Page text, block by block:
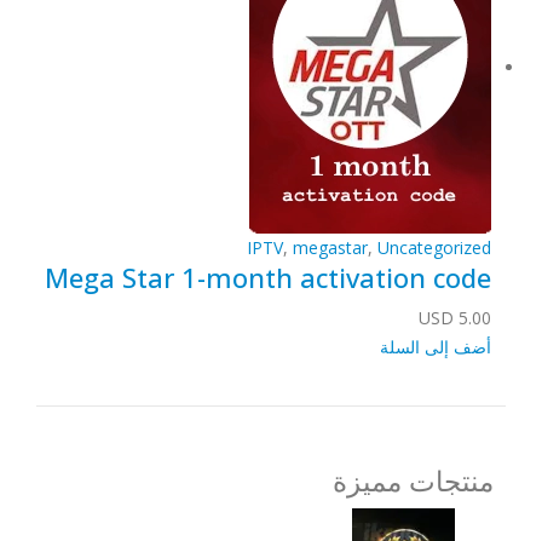
IPTV, megastar, Uncategorized
Mega Star 1-month activation code
USD 5.00
أضف إلى السلة
منتجات مميزة